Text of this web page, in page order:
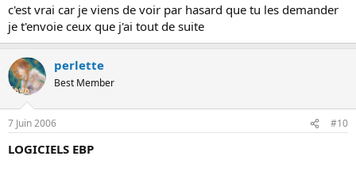
c'est vrai car je viens de voir par hasard que tu les demander
je t'envoie ceux que j'ai tout de suite
perlette
Best Member
7 Juin 2006 #10
LOGICIELS EBP